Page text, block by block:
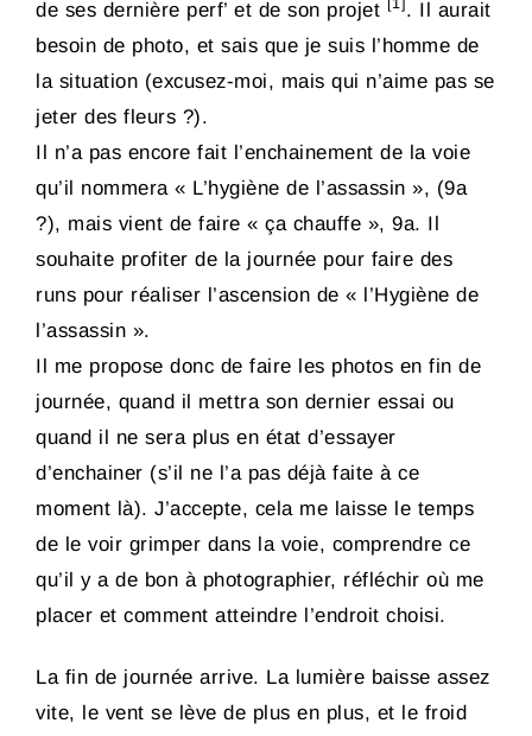
de ses dernière perf’ et de son projet [1] . Il aurait
besoin de photo, et sais que je suis l’homme de
la situation (excusez-moi, mais qui n’aime pas se
jeter des fleurs ?).
Il n’a pas encore fait l’enchainement de la voie
qu’il nommera « L’hygiène de l’assassin », (9a
?), mais vient de faire « ça chauffe », 9a. Il
souhaite profiter de la journée pour faire des
runs pour réaliser l’ascension de « l’Hygiène de
l’assassin ».
Il me propose donc de faire les photos en fin de
journée, quand il mettra son dernier essai ou
quand il ne sera plus en état d’essayer
d’enchainer (s’il ne l’a pas déjà faite à ce
moment là). J’accepte, cela me laisse le temps
de le voir grimper dans la voie, comprendre ce
qu’il y a de bon à photographier, réfléchir où me
placer et comment atteindre l’endroit choisi.
La fin de journée arrive. La lumière baisse assez
vite, le vent se lève de plus en plus, et le froid